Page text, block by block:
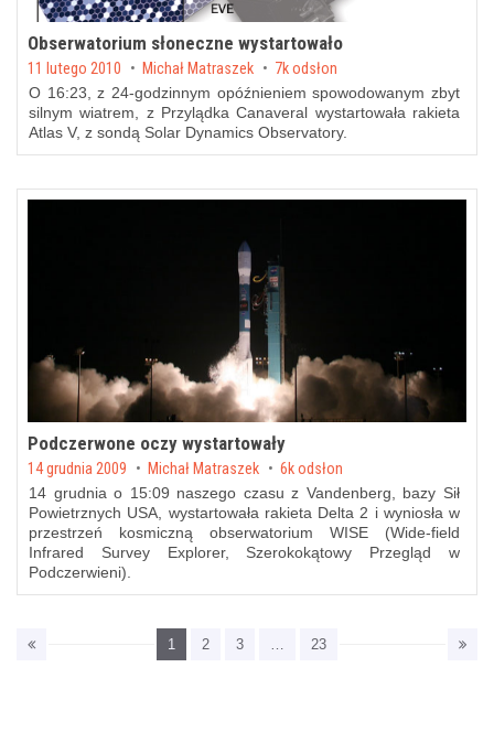
Obserwatorium słoneczne wystartowało
Posted on
11 lutego 2010 by Michał Matraszek 7k odsłon
O 16:23, z 24-godzinnym opóźnieniem spowodowanym zbyt
silnym wiatrem, z Przylądka Canaveral wystartowała rakieta
Atlas V, z sondą Solar Dynamics Observatory.
Podczerwone oczy wystartowały
Posted on
14 grudnia 2009 by Michał Matraszek 6k odsłon
14 grudnia o 15:09 naszego czasu z Vandenberg, bazy Sił
Powietrznych USA, wystartowała rakieta Delta 2 i wyniosła w
przestrzeń kosmiczną obserwatorium WISE (Wide-field
Infrared Survey Explorer, Szerokokątowy Przegląd w
Podczerwieni).
1 2 3 … 23